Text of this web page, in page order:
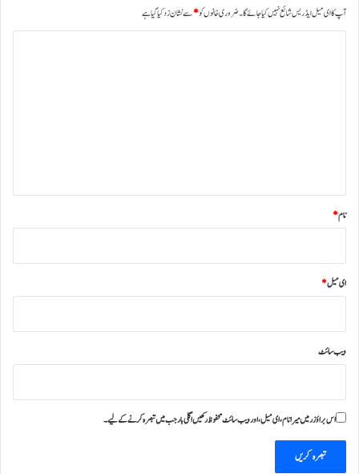
آپ کا ای میل ایڈریس شائع نہیں کیا جائے گا۔ضروری خانوں کو*سے نشان زد کیا گیا ہے
نام*
ای میل*
ویب‌ سائٹ
اس براؤزر میں میرا نام، ای میل، اور ویب سائٹ محفوظ رکھیں اگلی بار جب میں تبصرہ کرنے کےلیے۔